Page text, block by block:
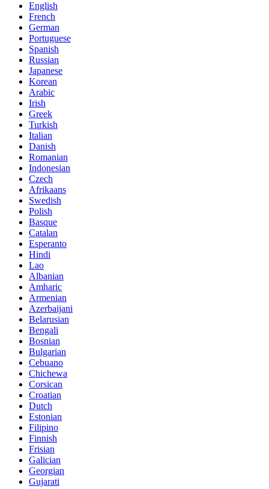
English
French
German
Portuguese
Spanish
Russian
Japanese
Korean
Arabic
Irish
Greek
Turkish
Italian
Danish
Romanian
Indonesian
Czech
Afrikaans
Swedish
Polish
Basque
Catalan
Esperanto
Hindi
Lao
Albanian
Amharic
Armenian
Azerbaijani
Belarusian
Bengali
Bosnian
Bulgarian
Cebuano
Chichewa
Corsican
Croatian
Dutch
Estonian
Filipino
Finnish
Frisian
Galician
Georgian
Gujarati